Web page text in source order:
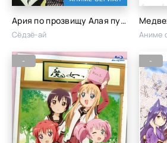
Ария по прозвищу Алая пуля: Дважды А
Сёдзё-ай Аниме
- -